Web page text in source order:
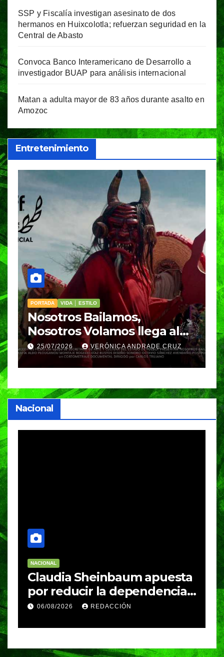
SSP y Fiscalía investigan asesinato de dos
hermanos en Huixcolotla; refuerzan seguridad en la
Central de Abasto
Convoca Banco Interamericano de Desarrollo a
investigador BUAP para análisis internacional
Matan a adulta mayor de 83 años durante asalto en
Amozoc
Entretenimiento
llega al
ANDRADE CRUZ
VIDA │ ESTILO
Cinco hábitos
para hacer del
parte de la rutina
25/07/2026 VERÓNICA
Nacional
apuesta
la dependencia
fracking
evaluación
REDACCIÓN
Sheinbaum
invitar al
México
gira por